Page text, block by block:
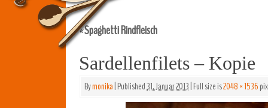
«Spaghetti Rindfleisch
Sardellenfilets – Kopie
Bymonika|Published31. Januar 2013|Full size is2048 × 1536